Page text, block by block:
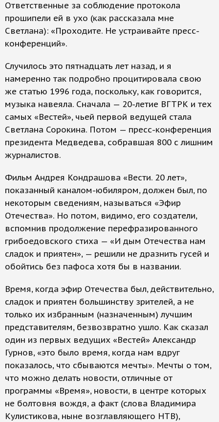
Ответственные за соблюдение протокола
прошипели ей в ухо (как рассказала мне
Светлана): «Проходите. Не устраивайте пресс-
конференций».
Случилось это пятнадцать лет назад, и я
намеренно так подробно процитировала свою
же статью 1996 года, поскольку, как говорится,
музыка навеяла. Сначала — 20-летие ВГТРК и тех
самых «Вестей», чьей первой ведущей стала
Светлана Сорокина. Потом — пресс-конференция
президента Медведева, собравшая 800 с лишним
журналистов.
Фильм Андрея Кондрашова «Вести. 20 лет»,
показанный каналом-юбиляром, должен был, по
некоторым сведениям, называться «Эфир
Отечества». Но потом, видимо, его создатели,
вспомнив продолжение перефразированного
грибоедовского стиха — «И дым Отечества нам
сладок и приятен», — решили не дразнить гусей и
обойтись без пафоса хотя бы в названии.
Время, когда эфир Отечества был, действительно,
сладок и приятен большинству зрителей, а не
только их избранным (назначенным) лучшим
представителям, безвозвратно ушло. Как сказал
один из первых ведущих «Вестей» Александр
Гурнов, «это было время, когда нам вдруг
показалось, что сбываются мечты». Мечты о том,
что можно делать новости, отличные от
программы «Время», новости, в центре которых
не болтовня вождя, а факт (слова Владимира
Кулистикова, ныне возглавляющего НТВ),